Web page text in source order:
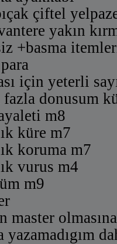
çiftel
yakın
+basma
için yeterli
fazla donusum
m8
küre m7
koruma m7
vurus m4
m9
master
yazamadıgım